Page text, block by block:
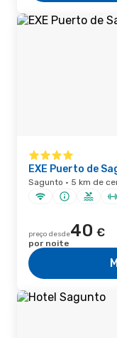
EXE Puerto de
Sagunto · 5 km de
preço desde40 €
por noite